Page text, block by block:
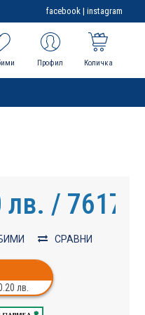
facebook | instagram
Профил Количка
лв. /
СРАВНИ
лв.